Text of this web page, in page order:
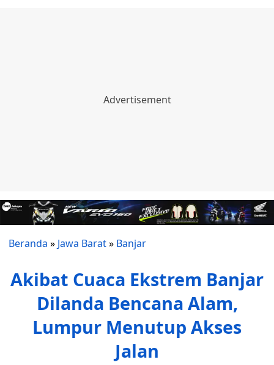
Beranda » Jawa Barat» Banjar
Akibat Cuaca Ekstrem Banjar
Dilanda Bencana Alam,
Lumpur Menutup Akses
Jalan